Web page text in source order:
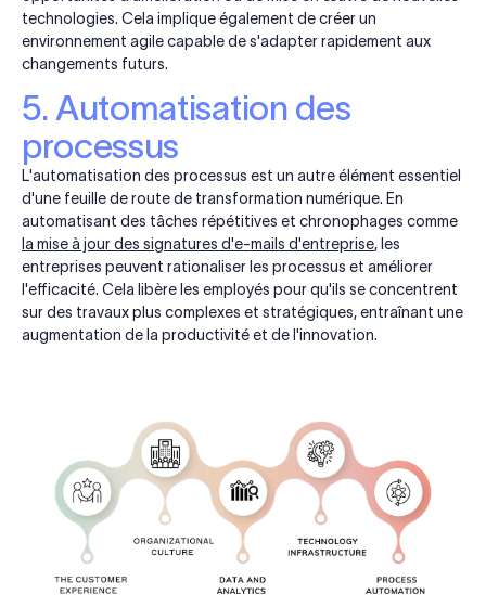
technologies. Cela implique également de créer un
environnement agile capable de s'adapter rapidement aux
changements futurs.
5. Automatisation des
processus
L'automatisation des processus est un autre élément essentiel
d'une feuille de route de transformation numérique. En
automatisant des tâches répétitives et chronophages comme
la mise à jour des signatures d'e-mails d'entreprise, les
entreprises peuvent rationaliser les processus et améliorer
l'efficacité. Cela libère les employés pour qu'ils se concentrent
sur des travaux plus complexes et stratégiques, entraînant une
augmentation de la productivité et de l'innovation.